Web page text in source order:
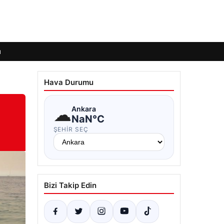
Hava Durumu
☁Ankara
NaN°C
ŞEHIR SEÇ
Bizi Takip Edin